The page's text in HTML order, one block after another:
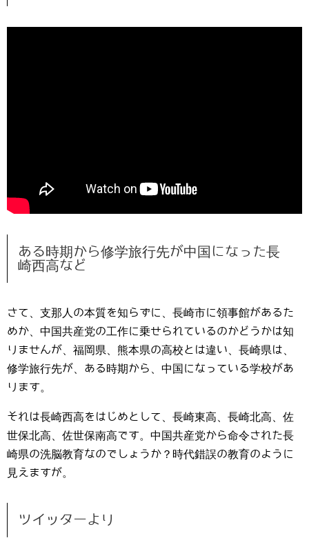
ある時期から修学旅行先が中国になった長
崎西高など
さて、支那人の本質を知らずに、長崎市に領事館があるた
めか、中国共産党の工作に乗せられているのかどうかは知
りませんが、福岡県、熊本県の高校とは違い、長崎県は、
修学旅行先が、ある時期から、中国になっている学校があ
ります。
それは長崎西高をはじめとして、長崎東高、長崎北高、佐
世保北高、佐世保南高です。中国共産党から命令された長
崎県の洗脳教育なのでしょうか？時代錯誤の教育のように
見えますが。
ツイッターより